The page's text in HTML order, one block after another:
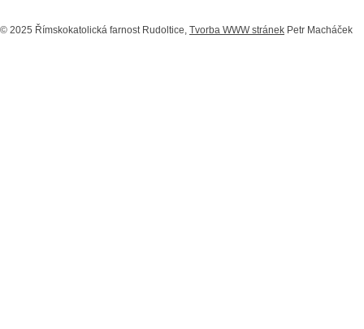
© 2025 Římskokatolická farnost Rudoltice, Tvorba WWW stránek Petr Macháček